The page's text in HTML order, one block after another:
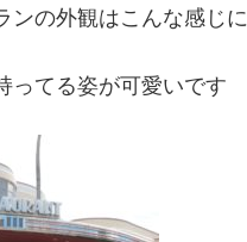
ンの外観はこんな感じに
ってる姿が可愛いです